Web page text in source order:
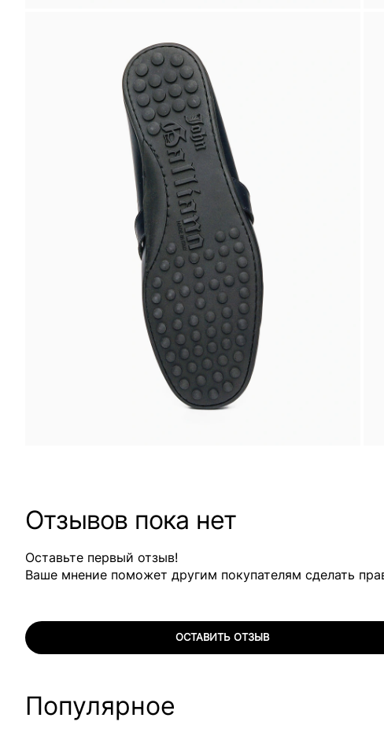
Отзывов пока нет
Оставьте первый отзыв!
Ваше мнение поможет другим покупателям сделать
ОСТАВИТЬ ОТЗЫВ
Популярное